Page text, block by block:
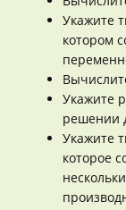
Укажите
котором
Укажите
решении
Укажите
которое